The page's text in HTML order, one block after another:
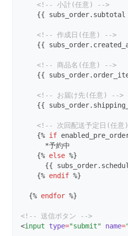
<!-- 小計(任意) -->
{{ subs_order.subtotal
<!-- 作成日(任意) -->
{{
<!-- 商品名(任意) -->
{{
<!-- お届け先(任意) -->
{{
<!-- 次回配送予定日(任
    {%
if
      *予約中
    {%
else %}
{{
    {%
endif %}
  {%
endfor %}
<!-- 送信ボタン -->
<input type="submit" name=